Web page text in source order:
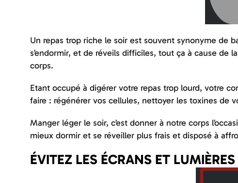
Un repas trop riche le soir est souvent synonyme de
s’endormir, et de réveils difficiles, tout ça à cause de
corps.
Etant occupé à digérer votre repas trop lourd, votre
faire : régénérer vos cellules, nettoyer les toxines de
Manger léger le soir, c’est donner à notre corps
mieux dormir et se réveiller plus frais et disposé à
ÉVITEZ LES ÉCRANS ET